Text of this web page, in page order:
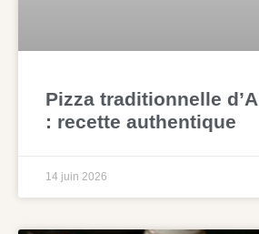
Pizza traditionnelle
: recette authentique
14 juin 2026